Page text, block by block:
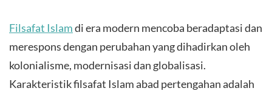
Filsafat Islamdi era modern mencoba beradaptasi dan
merespons dengan perubahan yang dihadirkan oleh
kolonialisme, modernisasi dan globalisasi.
Karakteristik filsafat Islam abad pertengahan adalah